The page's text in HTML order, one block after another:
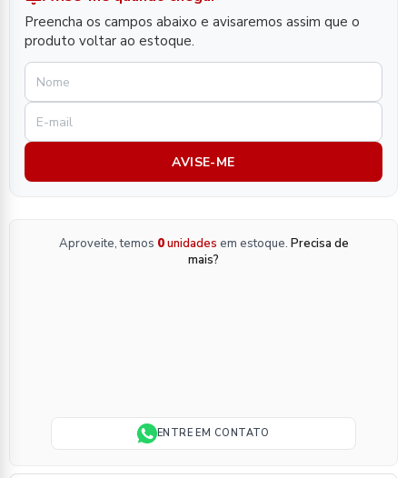
Preencha os campos abaixo e avisaremos assim que o
produto voltar ao estoque.
AVISE-ME
Aproveite, temos 0unidades em estoque. Precisa de
mais?
ENTRE EM CONTATO